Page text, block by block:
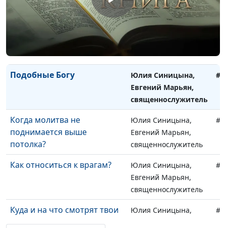
Как не бояться Бога?
Юлия Синицына,
Валерий Яганов,
священнослужитель,
магистр богословия
Подобные Богу
Юлия Синицына,
Евгений Марьян,
священнослужитель
Когда молитва не
поднимается выше
потолка?
Юлия Синицына,
Евгений Марьян,
священнослужитель
Как относиться к врагам?
Юлия Синицына,
Евгений Марьян,
священнослужитель
Куда и на что смотрят твои
глаза?
Юлия Синицына,